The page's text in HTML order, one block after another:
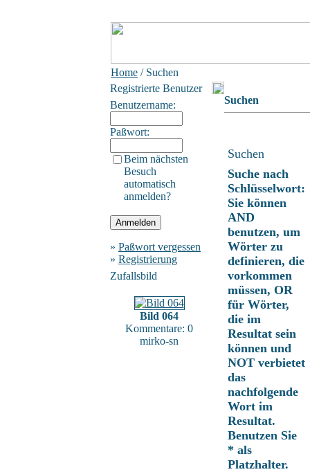
Home / Suchen
Registrierte Benutzer
Benutzername:
Paßwort:
Beim nächsten
Besuch
automatisch
anmelden?
» Paßwort vergessen
» Registrierung
Zufallsbild
Bild 064
Kommentare: 0
mirko-sn
Suchen
Suchen
Suche nach
Schlüsselwort:
Sie können
AND
benutzen, um
Wörter zu
definieren, die
vorkommen
müssen, OR
für Wörter,
die im
Resultat sein
können und
NOT verbietet
das
nachfolgende
Wort im
Resultat.
Benutzen Sie
* als
Platzhalter.